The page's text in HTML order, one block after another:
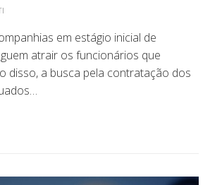
em estágio inicial de
atrair os funcionários que
disso, a busca pela contratação dos